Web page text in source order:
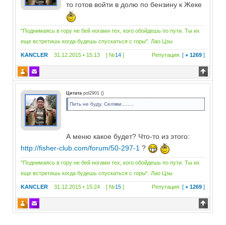
то готов войти в долю по бензину к Жеке
"Поднимаясь в гору не бей ногами тех, кого обойдешь по пути. Ты их
еще встретишь когда будешь спускаться с горы". Лао Цзы
KANCLER 31.12.2015 • 15:13 [ №14 ] Репутация: [+ 1269 ]
Цитата pol2901 ()
Пить не буду. Селяви........
А меню какое будет? Что-то из этого:
http://fisher-club.com/forum/50-297-1 ?
"Поднимаясь в гору не бей ногами тех, кого обойдешь по пути. Ты их
еще встретишь когда будешь спускаться с горы". Лао Цзы
KANCLER 31.12.2015 • 15:24 [ №15 ] Репутация: [+ 1269 ]